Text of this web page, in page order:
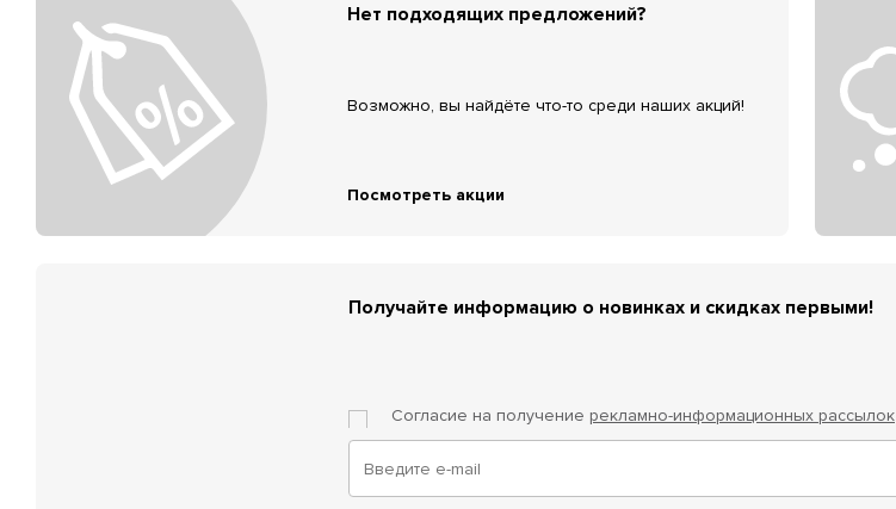
Нет подходящих предложений?
Возможно, вы найдёте что-то среди наших акций!
Посмотреть акции
Получайте информацию о новинках и скидках первыми!
Согласие на получение рекламно-информационных рассылок